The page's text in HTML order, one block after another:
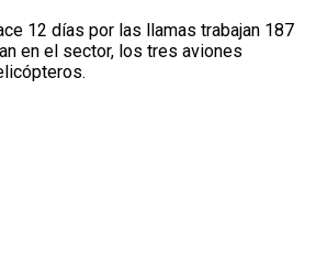
12 días por las llamas trabajan 187
en el sector, los tres aviones